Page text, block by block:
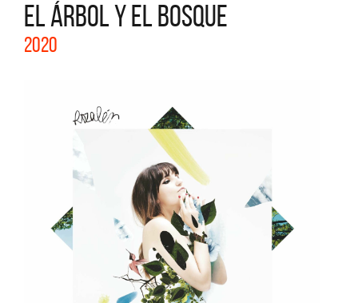
EL ÁRBOL Y EL BOSQUE
2020